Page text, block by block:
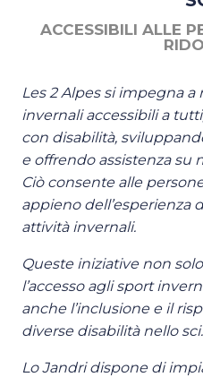
ACCESSIBILI ALLE
Les 2 Alpes si impegna
invernali accessibili a
con disabilità,
e offrendo assistenza su
Ciò consente alle
appieno dell’esperienza
attività invernali.
Queste iniziative non
l’accesso agli sport
anche l’inclusione e il
diverse disabilità nello sci.
Lo Jandri dispone di